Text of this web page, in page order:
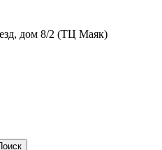
дом 8/2 (ТЦ Маяк)